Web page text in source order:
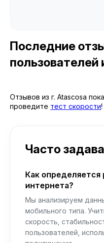
Последние
пользователей
Отзывов из г. Atascosa
проведите тест скорости!
Часто
Как определяется
интернета?
Мы анализируем
мобильного типа.
скорость,
пользователей,